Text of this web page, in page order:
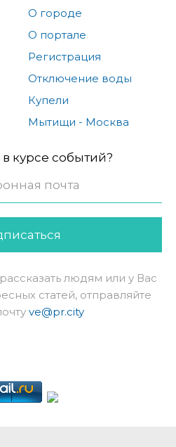
О городе
О портале
Регистрация
Отключение воды
Купели
Мытищи - Москва
в курсе событий?
людям или у Вас
статей, отправляйте
ve@pr.city